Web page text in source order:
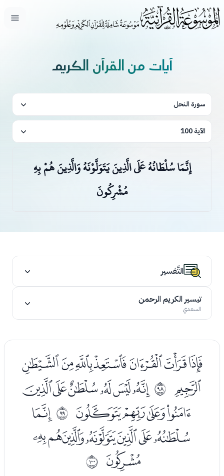
فتح
آيات من القرآن الكريم
سورة النحل
الآية 100
إِنَّمَا سُلْطَانُهُ عَلَى الَّذِينَ يَتَوَلَّوْنَهُ وَالَّذِينَ هُمْ بِهِ
مُشْرِكُونَ
التَّفسير
تيسير الكريم الرحمن
السعدي
ﮛﮜﮝﮞﮟﮠﮡ
ﮢ ﱡﮤﮥﮦﮧﮨﮩ
ﮪﮫﮬﮭ ﱢﮯ
ﮰﮱﯓﯔﯕﯖﯗ
ﯘ ﱣ